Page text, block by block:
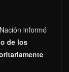
informó
de los